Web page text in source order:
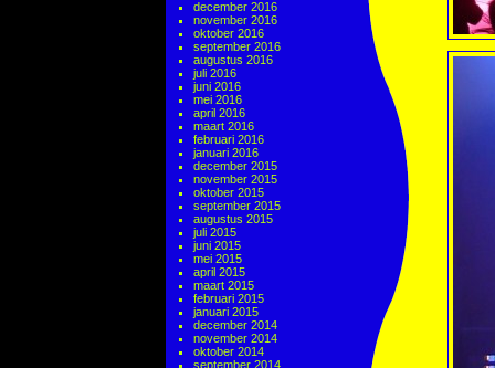
december 2016
november 2016
oktober 2016
september 2016
augustus 2016
juli 2016
juni 2016
mei 2016
april 2016
maart 2016
februari 2016
januari 2016
december 2015
november 2015
oktober 2015
september 2015
augustus 2015
juli 2015
juni 2015
mei 2015
april 2015
maart 2015
februari 2015
januari 2015
december 2014
november 2014
oktober 2014
september 2014